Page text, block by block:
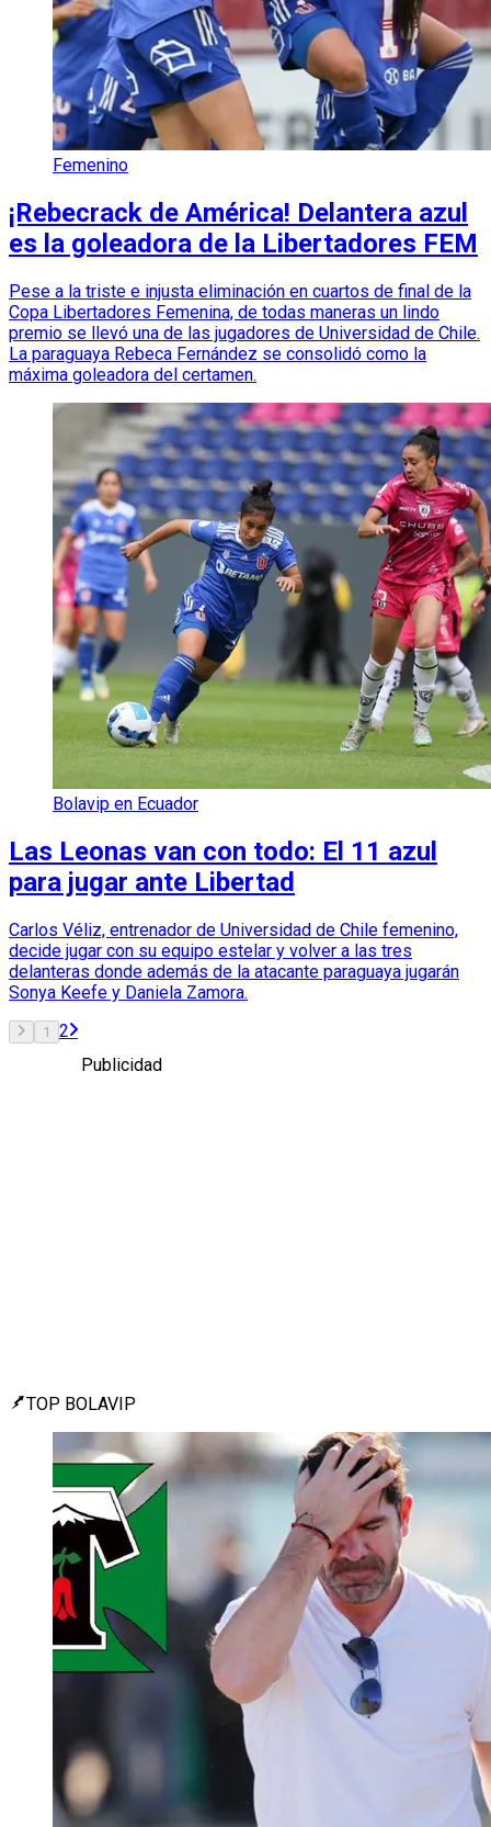
Femenino
¡Rebecrack de América! Delantera azul
es la goleadora de la Libertadores FEM
Pese a la triste e injusta eliminación en cuartos de final de la
Copa Libertadores Femenina, de todas maneras un lindo
premio se llevó una de las jugadores de Universidad de Chile.
La paraguaya Rebeca Fernández se consolidó como la
máxima goleadora del certamen.
Bolavip en Ecuador
Las Leonas van con todo: El 11 azul
para jugar ante Libertad
Carlos Véliz, entrenador de Universidad de Chile femenino,
decide jugar con su equipo estelar y volver a las tres
delanteras donde además de la atacante paraguaya jugarán
Sonya Keefe y Daniela Zamora.
1
2
Publicidad
TOP BOLAVIP